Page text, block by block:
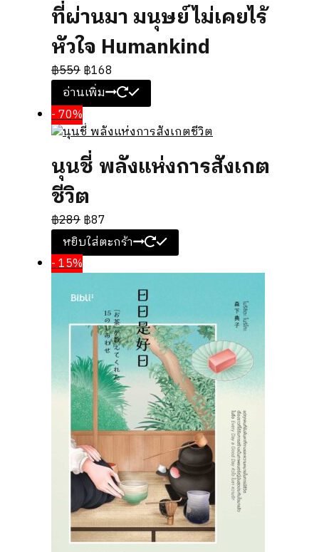
ที่ผ่านมา มนุษย์ไม่เคยไร้
หัวใจ Humankind
฿559฿168
อ่านเพิ่ม
- 70%
นุนชี่ พลังแห่งการสังเกต
ชีวิต
฿289฿87
หยิบใส่ตะกร้า
- 15%